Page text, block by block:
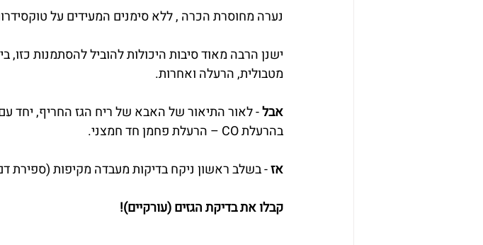
נערה מחוסרת הכרה , ללא סימנים המעידים על
ישנן הרבה מאוד סיבות היכולות להוביל להסתמנות כזו,
מטבולית, הרעלה ואחרות.
אבל - לאור התיאור של האבא של ריח הגז החריף, יחד
בהרעלת CO – הרעלת פחמן חד חמצני.
אז - בשלב ראשון ניקח בדיקות מעבדה מקיפות (ספירת
קבלו את בדיקת הגזים (עורקיים)!